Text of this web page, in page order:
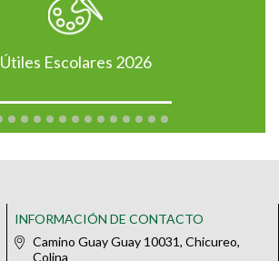
Útiles Escolares 2026
INFORMACIÓN DE CONTACTO
Camino Guay Guay 10031, Chicureo,
Colina